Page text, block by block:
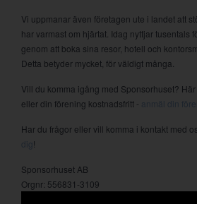
Vi uppmanar även företagen ute i landet att
har varmast om hjärtat. Idag nyttjar tusentals
genom att boka sina resor, hotell och
Detta betyder mycket, för väldigt många.
Vill du komma igång med Sponsorhuset?
eller din förening kostnadsfritt -
anmäl din
Har du frågor eller vill komma i kontakt med
!
Sponsorhuset AB
Orgnr: 556831-3109